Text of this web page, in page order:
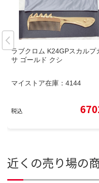
ラブクロム K24GPスカルプ
サ ゴールド クシ
マイストア在庫： 4144
税込
近くの売り場の